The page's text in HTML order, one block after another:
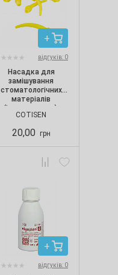
відгуків: 0
Насадка для
замішування
стоматологічних
матеріалів
(інтраоральна),
жовта (5 шт./уп.)
COTISEN
20,00 грн
відгуків: 0